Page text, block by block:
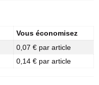
Vous économisez
0,07 € par article
0,14 € par article